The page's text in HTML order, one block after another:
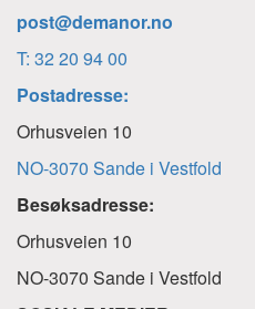
post@demanor.no
T: 32 20 94 00
Postadresse:
Orhusveien 10
NO-3070 Sande i Vestfold
Besøksadresse:
Orhusveien 10
NO-3070 Sande i Vestfold